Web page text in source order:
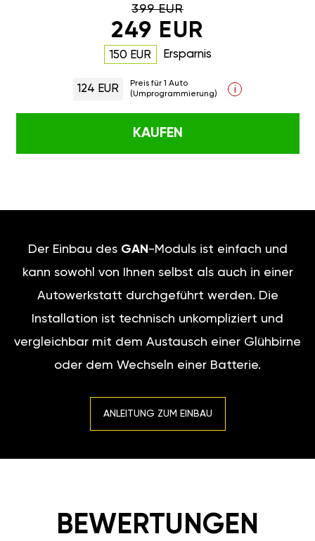
399 EUR
249 EUR
150 EUR Ersparnis
124 EUR
Preis für 1 Auto
(Umprogrammierung)
i
KAUFEN
Der Einbau des GAN -Moduls ist einfach und
kann sowohl von Ihnen selbst als auch in einer
Autowerkstatt durchgeführt werden. Die
Installation ist technisch unkompliziert und
vergleichbar mit dem Austausch einer Glühbirne
oder dem Wechseln einer Batterie.
ANLEITUNG ZUM EINBAU
BEWERTUNGEN